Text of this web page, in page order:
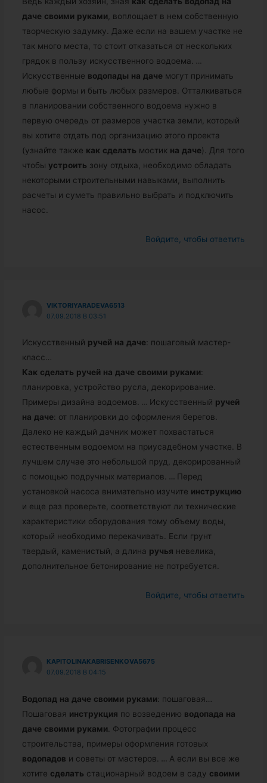
даче своими руками , воплощает в нем собственную
творческую задумку. Даже если на вашем участке не
так много места, то стоит отказаться от нескольких
грядок в пользу искусственного водоема.
…
Искусственные водопады на даче могут принимать
любые формы и быть любых размеров. Отталкиваться
в планировании собственного водоема нужно в
первую очередь от размеров участка земли, который
вы хотите отдать под организацию этого проекта
(узнайте также как сделать мостик на даче). Для того
чтобы устроить зону отдыха, необходимо обладать
некоторыми строительными навыками, выполнить
расчеты и суметь правильно выбрать и подключить
насос.
Войдите, чтобы ответить
VIKTORIYARADEVA6513
07.09.2018 В 03:51
Искусственный ручей на даче: пошаговый мастер-
класс…
Как сделать ручей на даче своими руками:
планировка, устройство русла, декорирование.
Примеры дизайна водоемов. … Искусственный ручей
на даче: от планировки до оформления берегов.
Далеко не каждый дачник может похвастаться
естественным водоемом на приусадебном участке. В
лучшем случае это небольшой пруд, декорированный
с помощью подручных материалов. … Перед
установкой насоса внимательно изучите инструкцию
и еще раз проверьте, соответствуют ли технические
характеристики оборудования тому объему воды,
который необходимо перекачивать. Если грунт
твердый, каменистый, а длина ручья невелика,
дополнительное бетонирование не потребуется.
Войдите, чтобы ответить
KAPITOLINAKABRISENKOVA5675
07.09.2018 В 04:15
Водопад на даче своими руками: пошаговая…
Пошаговая инструкция по возведению водопада на
даче своими руками . Фотографии процесс
строительства, примеры оформления готовых
водопадов и советы от мастеров. … А если вы все же
хотите сделать стационарный водоем в саду своими